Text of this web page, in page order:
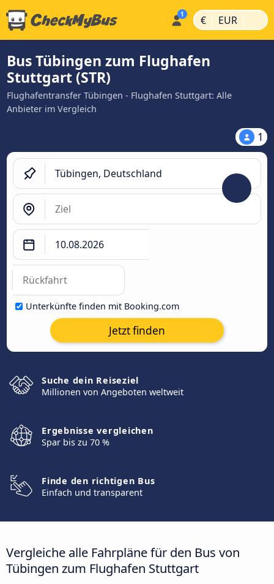
€ | EUR |
Bus Tübingen zum Flughafen
Stuttgart (STR)
Flughafentransfer Tübingen - Flughafen Stuttgart: Alle
Anbieter im Vergleich
1
Unterkünfte finden mit Booking.com
Jetzt finden
Suche dein Reiseziel
Millionen von Angeboten weltweit
Ergebnisse vergleichen
Spar bis zu 70 %
Finde den richtigen Bus
Einfach und transparent
Vergleiche alle Fahrpläne für den Bus von
Tübingen zum Flughafen Stuttgart